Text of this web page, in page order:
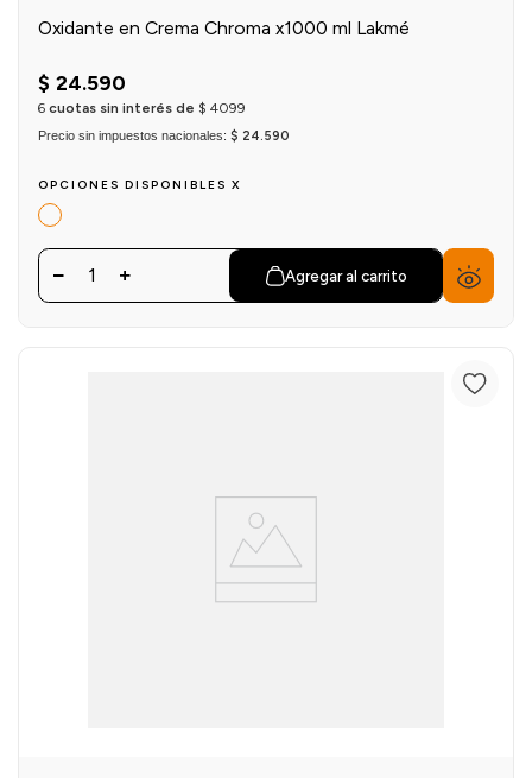
Oxidante en Crema Chroma x1000 ml Lakmé
$ 24.590
6 cuotas sin interés de $ 4099
Precio sin impuestos nacionales: $ 24.590
OPCIONES DISPONIBLES X
1 Agregar al carrito